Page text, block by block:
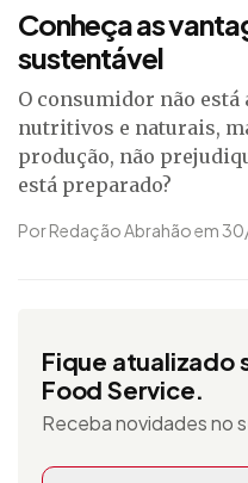
Conheça as
sustentável
O consumidor não
nutritivos e naturais,
produção, não
está preparado?
Por Redação Abrahão em
Fique atualizado
Food Service.
Receba novidades no